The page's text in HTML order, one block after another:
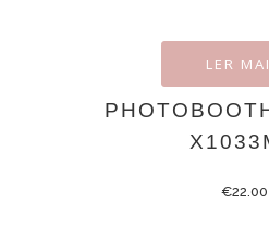
LER
€22.00